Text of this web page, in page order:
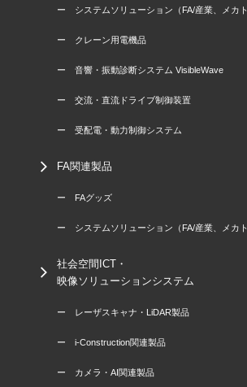
ー システムソリューション（FA/産業、メカト
ー クレーン用電機品
ー 音響・振動診断システム VisibleWave
ー 交流・直流ドライブ制御装置
ー 受配電・動力制御システム
FA関連製品
ー FAグッズ
ー システムソリューション（FA/産業、メカト
社会空間ICT・
映像ソリューションシステム
ー レーザスキャナ・LiDAR製品
ー i-Construction関連製品
ー カメラ・AI関連製品